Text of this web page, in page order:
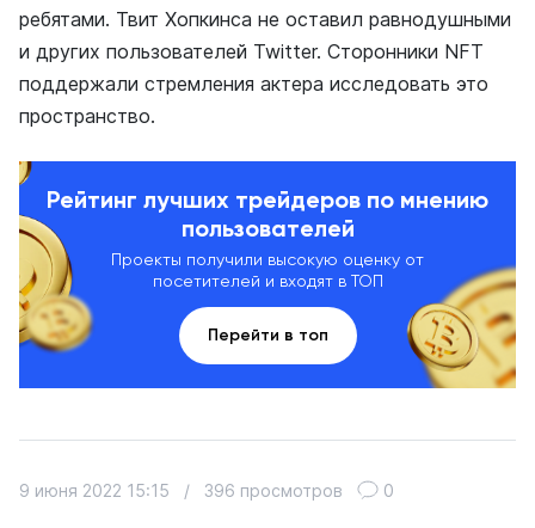
ребятами. Твит Хопкинса не оставил равнодушными
и других пользователей Twitter. Сторонники NFT
поддержали стремления актера исследовать это
пространство.
Рейтинг лучших трейдеров по мнению
пользователей
Проекты получили высокую оценку от
посетителей и входят в ТОП
Перейти в топ
9 июня 2022 15:15 / 396 просмотров 0